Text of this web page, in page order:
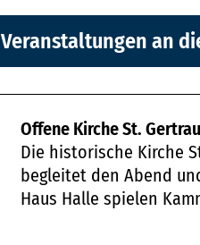
Veranstaltungen an
Offene Kirche St.
Die historische Kirche
begleitet den Abend
Haus Halle spielen